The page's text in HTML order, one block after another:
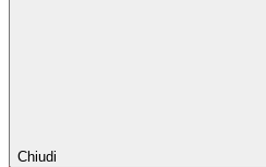
Chiudi